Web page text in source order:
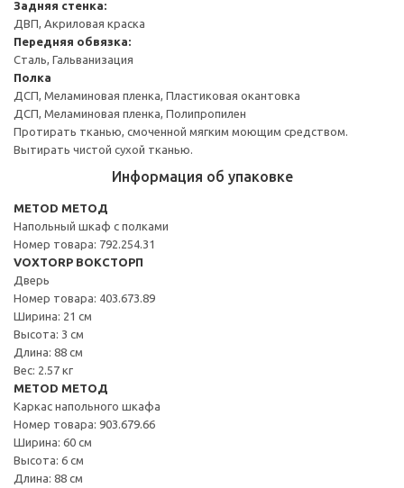
Задняя стенка:
ДВП, Акриловая краска
Передняя обвязка:
Сталь, Гальванизация
Полка
ДСП, Меламиновая пленка, Пластиковая окантовка
ДСП, Меламиновая пленка, Полипропилен
Протирать тканью, смоченной мягким моющим средством.
Вытирать чистой сухой тканью.
Информация об упаковке
METOD МЕТОД
Напольный шкаф с полками
Номер товара: 792.254.31
VOXTORP ВОКСТОРП
Дверь
Номер товара: 403.673.89
Ширина: 21 см
Высота: 3 см
Длина: 88 см
Вес: 2.57 кг
METOD МЕТОД
Каркас напольного шкафа
Номер товара: 903.679.66
Ширина: 60 см
Высота: 6 см
Длина: 88 см